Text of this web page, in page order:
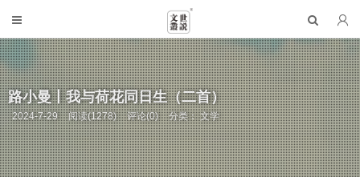
路小曼丨我与荷花同日生（二首）
2024-7-29 阅读(1278) 评论(0) 分类：文学